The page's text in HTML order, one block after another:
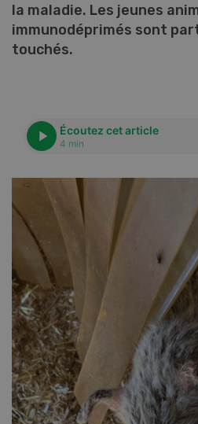
la maladie. Les jeunes
immunodéprimés sont
touchés.
Écoutez cet article
4 min